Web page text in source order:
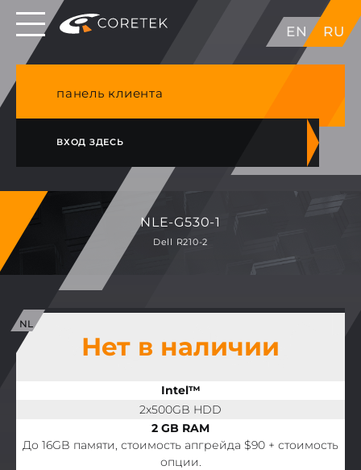
EN RU
Выделенные серверы в ЕС, Японии, ГК, США
NVME VPS & cPanel премиум хостинг в
панель клиента
ВХОД ЗДЕСЬ
NLE-G530-1
Dell R210-2
Нет в наличии
Intel™
2x500GB HDD
2 GB RAM
До 16GB памяти, стоимость апгрейда $90 + стоимость
опции.